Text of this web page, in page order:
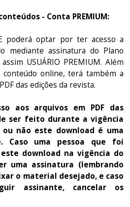
- Conta PREMIUM:
poderá optar por ter acesso a
mediante assinatura do Plano
USUÁRIO PREMIUM. Além
online, terá também a
das edições da revista.
aos arquivos em PDF das
ser feito durante a vigência
não este download é uma
Caso uma pessoa que foi
download na vigência do
uma assinatura (lembrando
o material desejado, e caso
assinante, cancelar os